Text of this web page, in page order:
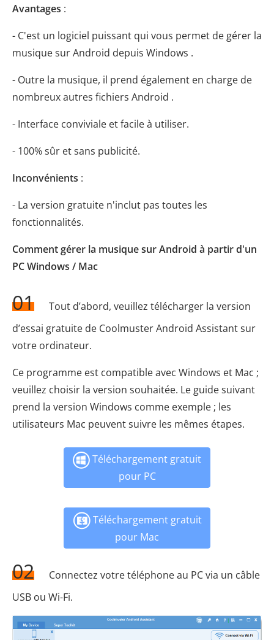
Avantages :
- C'est un logiciel puissant qui vous permet de gérer la
musique sur Android depuis Windows .
- Outre la musique, il prend également en charge de
nombreux autres fichiers Android .
- Interface conviviale et facile à utiliser.
- 100% sûr et sans publicité.
Inconvénients :
- La version gratuite n'inclut pas toutes les
fonctionnalités.
Comment gérer la musique sur Android à partir d'un
PC Windows / Mac
01
Tout d’abord, veuillez télécharger la version
d’essai gratuite de Coolmuster Android Assistant sur
votre ordinateur.
Ce programme est compatible avec Windows et Mac ;
veuillez choisir la version souhaitée. Le guide suivant
prend la version Windows comme exemple ; les
utilisateurs Mac peuvent suivre les mêmes étapes.
Téléchargement gratuit
pour PC
Téléchargement gratuit
pour Mac
02
Connectez votre téléphone au PC via un câble
USB ou Wi-Fi.